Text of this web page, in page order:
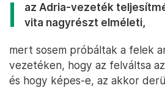
az Adria-vezeték
vita nagyrészt elméleti,
mert sosem próbáltak a felek
vezetéken, hogy az felváltsa
és hogy képes-e, az akkor